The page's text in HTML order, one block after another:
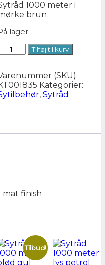
pris
var:
pris
1000 meter i
brun
På lager
Sytråd
Tilføj til kurv
(SKU):
KT001835 Kategorier:
, Sytråd
mat finish
Tilbud!